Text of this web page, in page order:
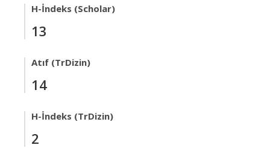
H-İndeks (Scholar)
13
Atıf (TrDizin)
14
H-İndeks (TrDizin)
2